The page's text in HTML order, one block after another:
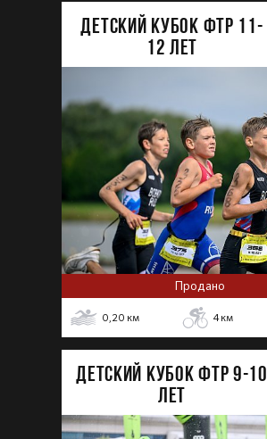
ДЕТСКИЙ КУБОК ФТР 11-
12 лет
Продано
0,20 км 4км
ДЕТСКИЙ КУБОК ФТР 9-10
лет